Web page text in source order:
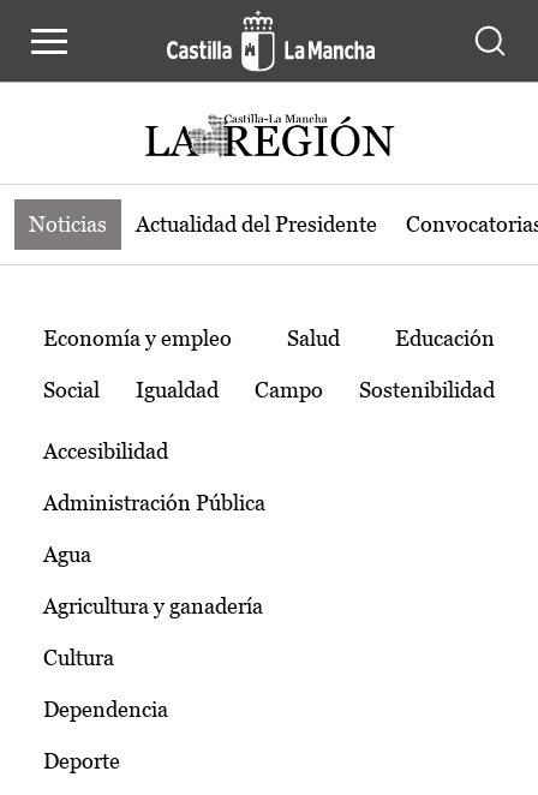
Noticias de la región de Castilla-La
Noticias Actualidad del Presidente
Temas
Economía y empleo Salud Educación
Social Igualdad Campo Sostenibilidad
Accesibilidad
Administración Pública
Agua
Agricultura y ganadería
Cultura
Dependencia
Deporte